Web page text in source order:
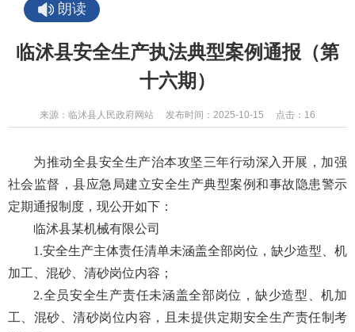
朗读
临沭县安全生产执法典型案例通报（第
十六期）
来源：临沭县人民政府网站 发布时间：2025-10-15 点击： 16
为推动全县安全生产治本攻坚三年行动深入开展，加强
社会监督，县应急局建立安全生产典型案例和事故隐患警示
定期通报制度，现公开如下：
临沭县某机械有限公司
1.安全生产主体责任清单未涵盖全部岗位，缺少造型、机
加工、混砂、清砂岗位内容；
2.全员安全生产责任未涵盖全部岗位，缺少造型、机加
工、混砂、清砂岗位内容，且未提供定期安全生产责任制考